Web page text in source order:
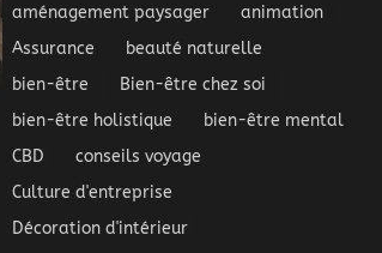
aménagement paysager
animation
Assurance
beauté naturelle
bien-être
Bien-être chez soi
bien-être holistique
bien-être mental
CBD
conseils voyage
Culture d'entreprise
Décoration d'intérieur